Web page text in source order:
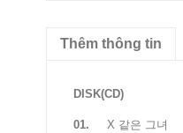
Thêm thông tin
DISK(CD)
01. X 같은 그녀